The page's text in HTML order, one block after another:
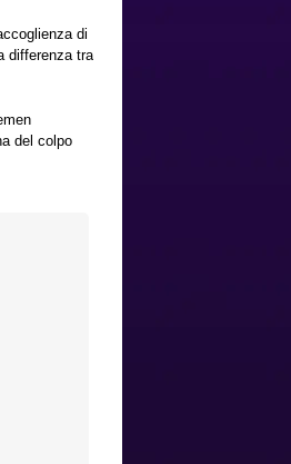
di
differenza tra
del colpo